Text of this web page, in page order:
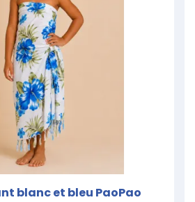
blanc et bleu PaoPao